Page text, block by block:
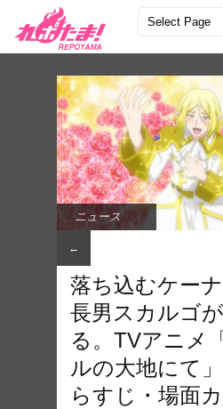
ニュース
←
落ち込むケー
長男スカルゴ
る。TVアニメ
ルの大地にて
らすじ・場面